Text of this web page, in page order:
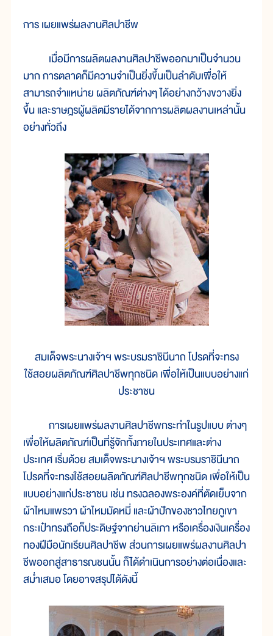
การ เผยแพร่ผลงานศิลปาชีพ
เมื่อมีการผลิตผลงานศิลปาชีพออกมาเป็นจำนวน
มาก การตลาดก็มีความจำเป็นยิ่งขึ้นเป็นลำดับเพื่อให้
สามารถจำแหน่าย ผลิตภัณฑ์ต่างๆ ได้อย่างกว้างขวางยิ่ง
ขึ้น และราษฎรผู้ผลิตมีรายได้จากการผลิตผลงานเหล่านั้น
อย่างทั่วถึง
สมเด็จพระนางเจ้าฯ พระบรมราชินีนาถ โปรดที่จะทรง
ใช้สอยผลิตภัณฑ์ศิลปาชีพทุกชนิด เพื่อให้เป็นแบบอย่างแก่
ประชาชน
การเผยแพร่ผลงานศิลปาชีพกระทำในรูปแบบ ต่างๆ
เพื่อให้ผลิตภัณฑ์เป็นที่รู้จักทั้งภายในประเทศและต่าง
ประเทศ เริ่มด้วย สมเด็จพระนางเจ้าฯ พระบรมราชินีนาถ
โปรดที่จะทรงใช้สอยผลิตภัณฑ์ศิลปาชีพทุกชนิด เพื่อให้เป็น
แบบอย่างแก่ประชาชน เช่น ทรงฉลองพระองค์ที่ตัดเย็บจาก
ผ้าไหมแพรวา ผ้าไหมมัดหมี่ และผ้าปักของชาวไทยภูเขา
กระเป๋าทรงถือก็ประดิษฐ์จากย่านลิเภา หรือเครื่องเงินเครื่อง
ทองฝีมือนักเรียนศิลปาชีพ ส่วนการเผยแพร่ผลงานศิลปา
ชีพออกสู่สาธารณชนนั้น ก็ได้ดำเนินการอย่างต่อเนื่องและ
สม่ำเสมอ โดยอาจสรุปได้ดังนี้